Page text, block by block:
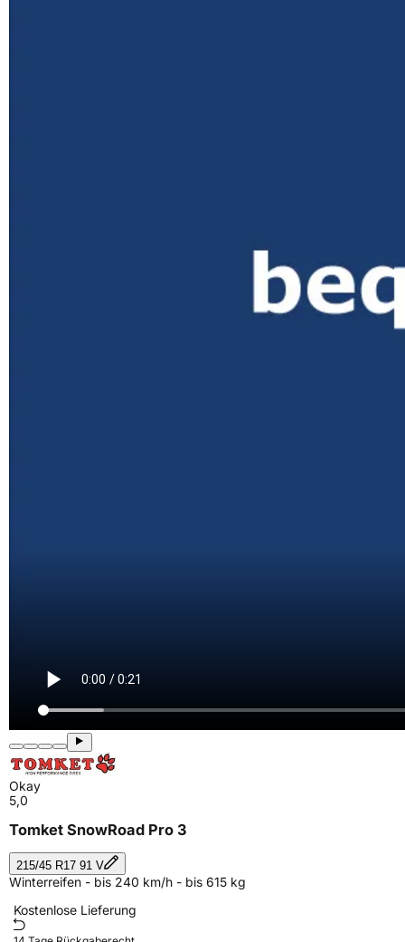
Okay
5,0
Tomket SnowRoad Pro 3
215/45 R17 91 V
Winterreifen - bis 240 km/h - bis 615 kg
Kostenlose Lieferung